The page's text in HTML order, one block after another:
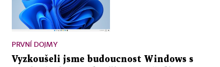
PRVNÍ DOJMY
Vyzkoušeli jsme budoucnost Windows s